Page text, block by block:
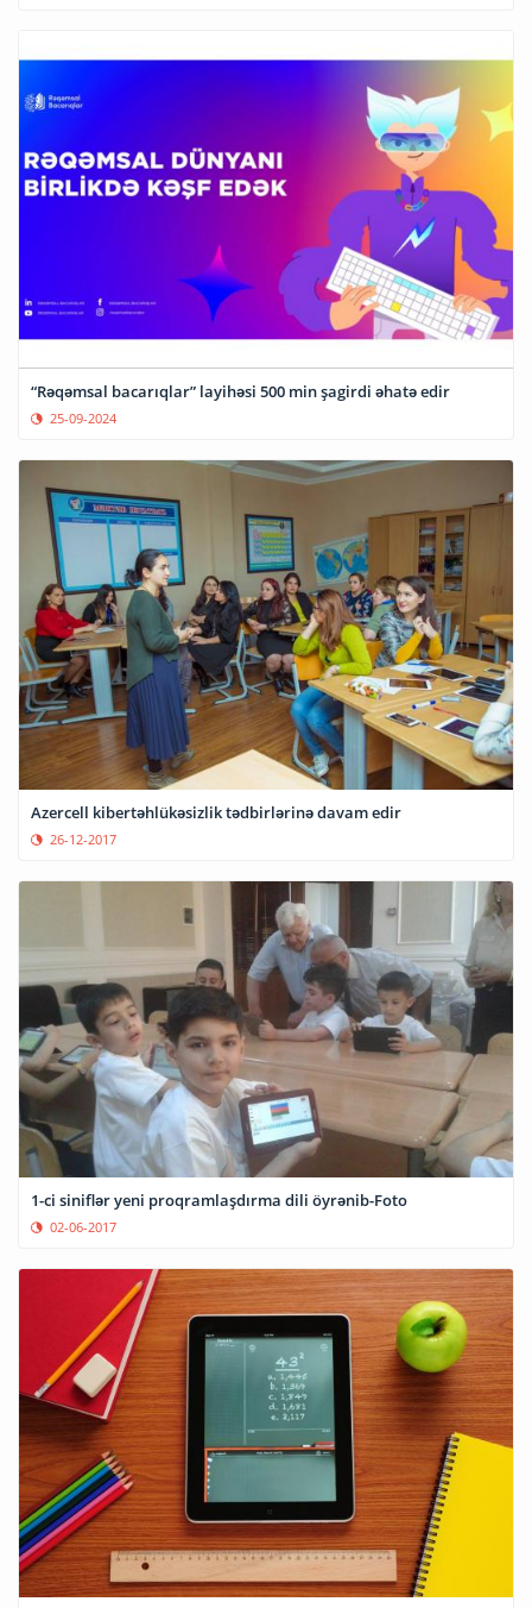
“Rəqəmsal bacarıqlar” layihəsi 500 min şagirdi əhatə edir
25-09-2024
Azercell kibertəhlükəsizlik tədbirlərinə davam edir
26-12-2017
1-ci siniflər yeni proqramlaşdırma dili öyrənib-Foto
02-06-2017